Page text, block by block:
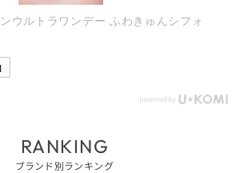
ウルトラワンデー ふわきゅんシフォ
RANKING
ブランド別ランキング